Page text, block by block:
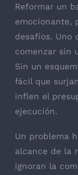
Reformar un
emocionante,
desafíos. Uno
comenzar sin
Sin un
fácil que
inflen el
ejecución.
Un problema
alcance de la
ignoran la